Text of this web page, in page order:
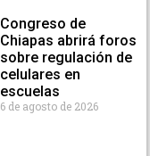
Congreso de
Chiapas abrirá foros
sobre regulación de
celulares en
escuelas
6 de agosto de 2026